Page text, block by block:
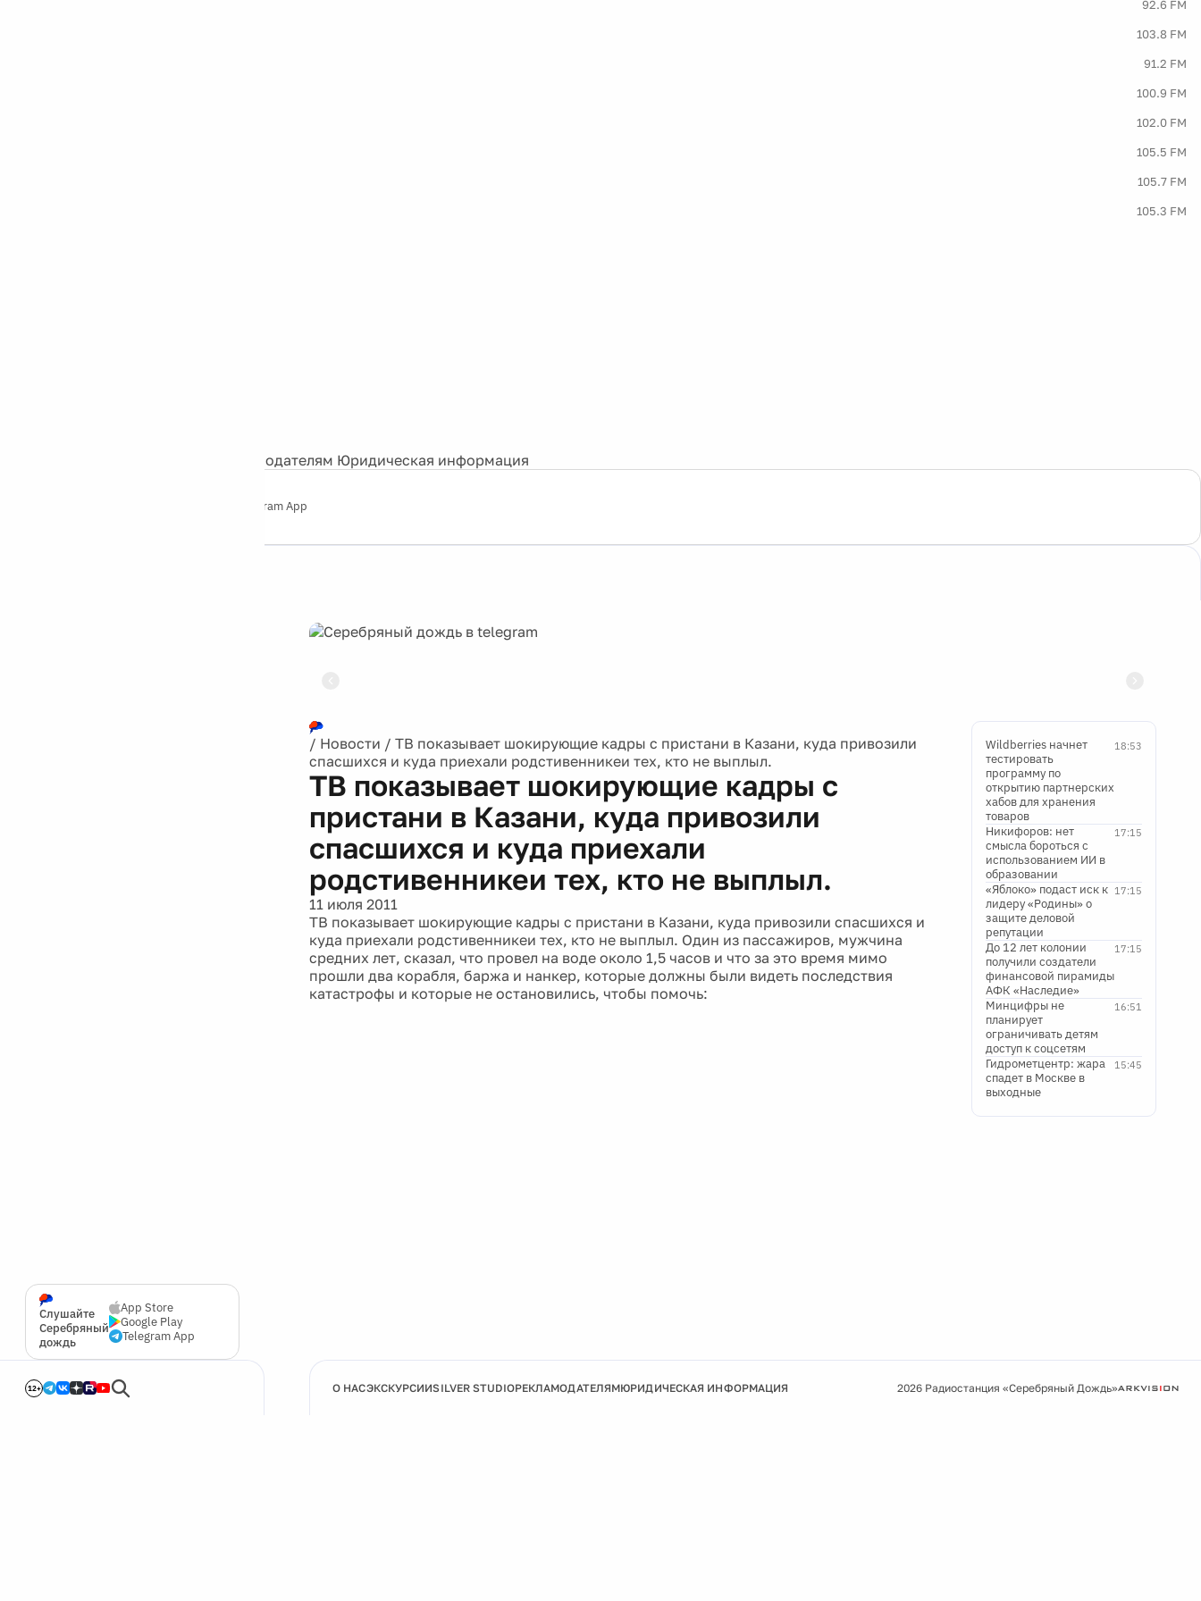
92.6 FM
103.8 FM
91.2 FM
100.9 FM
102.0 FM
105.5 FM
105.7 FM
105.3 FM
Рекламодателям Юридическая информация
Telegram App
Слушайте
Серебряный
дождь
App Store
Google Play
Telegram App
12+
/ Новости / ТВ показывает шокирующие кадры с пристани в Казани, куда привозили
спасшихся и куда приехали родстивенникеи тех, кто не выплыл.
ТВ показывает шокирующие кадры с
пристани в Казани, куда привозили
спасшихся и куда приехали
родстивенникеи тех, кто не выплыл.
11 июля 2011
ТВ показывает шокирующие кадры с пристани в Казани, куда привозили спасшихся и
куда приехали родстивенникеи тех, кто не выплыл. Один из пассажиров, мужчина
средних лет, сказал, что провел на воде около 1,5 часов и что за это время мимо
прошли два корабля, баржа и нанкер, которые должны были видеть последствия
катастрофы и которые не остановились, чтобы помочь:
18:53
Wildberries начнет
тестировать
программу по
открытию партнерских
хабов для хранения
товаров
17:15
Никифоров: нет
смысла бороться с
использованием ИИ в
образовании
17:15
«Яблоко» подаст иск к
лидеру «Родины» о
защите деловой
репутации
17:15
До 12 лет колонии
получили создатели
финансовой пирамиды
АФК «Наследие»
16:51
Минцифры не
планирует
ограничивать детям
доступ к соцсетям
15:45
Гидрометцентр: жара
спадет в Москве в
выходные
О НАСЭКСКУРСИИSILVER STUDIOРЕКЛАМОДАТЕЛЯМЮРИДИЧЕСКАЯ ИНФОРМАЦИЯ 2026 Радиостанция «Серебряный Дождь»